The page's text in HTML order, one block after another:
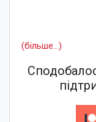
(більше…)